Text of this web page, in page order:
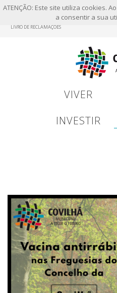
ATENÇÃO: Este site utiliza cookies.
a consentir a sua
LIVRO DE RECLAMAÇÕES
VIVER
INVESTIR